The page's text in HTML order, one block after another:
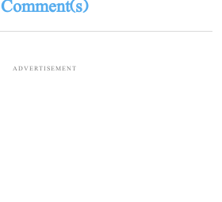
Comment(s)
ADVERTISEMENT